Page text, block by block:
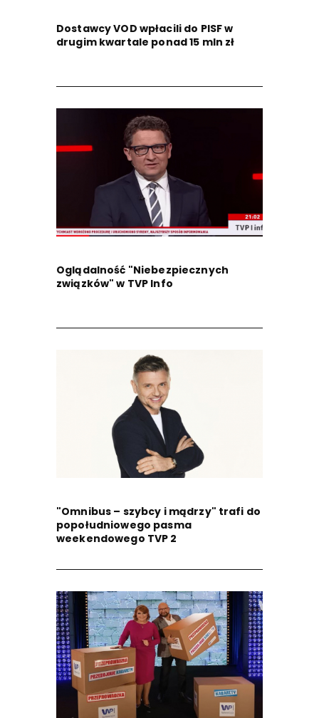
Dostawcy VOD wpłacili do PISF w
drugim kwartale ponad 15 mln zł
Oglądalność "Niebezpiecznych
związków" w TVP Info
"Omnibus – szybcy i mądrzy" trafi do
popołudniowego pasma
weekendowego TVP 2